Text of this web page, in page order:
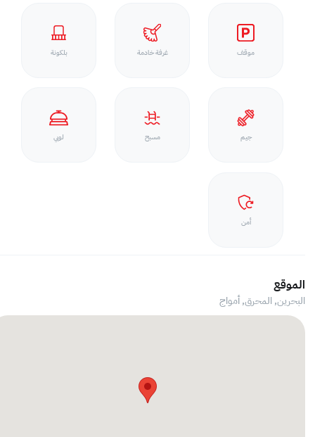
موقف غرفة خادمة بلكونة
جيم مسبح لوبي
أمن
الموقع
البحرين, المحرق,أمواج